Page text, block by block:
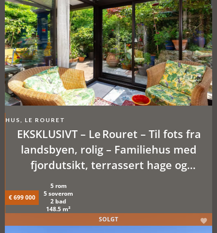
HUS, LE ROURET
EKSKLUSIVT – Le Rouret – Til fots fra
landsbyen, rolig – Familiehus med
fjordutsikt, terrassert hage og
potensiale for to separate boenheter
€ 699 000
5 rom
5 soverom
2 bad
148.5 m²
SOLGT